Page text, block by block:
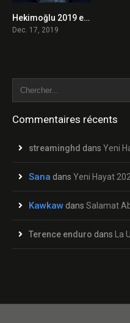
0Hekimoğlu 2019 en Streaming HD Gratuit !
Dec. 17, 2019
Commentaires récents
streaminghd dans Yeni
Sana dans Yeni Hayat
Kawkaw dans Salamat Abu
Terence enduro dans La